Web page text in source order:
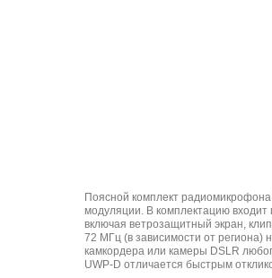
Поясной комплект
модуляции. В комплектацию
включая ветрозащитный экран,
72 МГц (в зависимости от
камкордера или камеры DSLR
UWP-D отличается быстрым